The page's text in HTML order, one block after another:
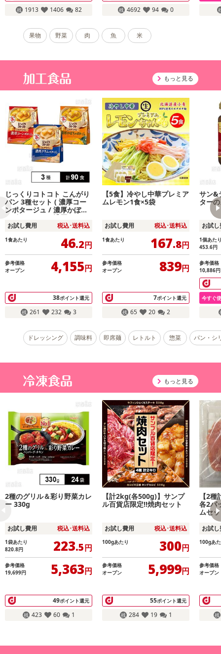
1913 1406 82 4692 94 0
果物 野菜 肉 魚 米
もっと見る
じっくりコトコト こんがり
パン 3種セット ( 濃厚コー
ンポタージュ / 濃厚かぼち
ゃポタージュ / 濃厚クラム
ポタージュ )
お試し費用 税込･送料込
1食あたり 46.2円
参考価格
オープン
4,155円
38ポイント還元
261 232 3
【5食】冷やし中華プレミア
ムレモン1食×5袋
お試し費用 税込･送料込
1食あたり 167.8円
参考価格
オープン
839円
7ポイント還元
65 20 2
サン&
ター
お試
1個あた
453.6円
参考価格
10,886円
今すぐ
ドレッシング 調味料 即席麺 レトルト 惣菜 パン・シ
もっと見る
2種のグリル＆彩り野菜カレ
ー 330g
お試し費用 税込･送料込
1袋あたり
820.8円 223.5円
参考価格
19,699円 5,363円
49ポイント還元
423 60 1
【計2kg(各500g)】サンプ
ル百貨店限定!!焼肉セット
お試し費用 税込･送料込
100gあたり 300円
参考価格
オープン
5,999円
55ポイント還元
284 19 1
【2
各2パ
ムセ
お試
100gあ
参考価格
オープン